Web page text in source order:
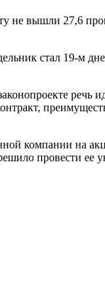
не вышли 27,6
стал 19-м
речь
компании на
провести ее